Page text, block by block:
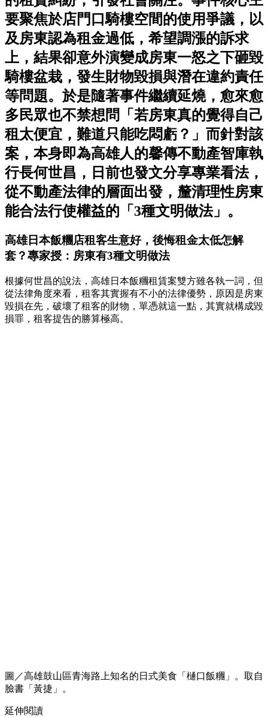
要聚焦於店門口騎樓空間的使用爭議，以
及房東認為租金過低，希望調漲的訴求
上，結果卻意外演變成房東一怒之下砸毀
騎樓盆栽，發生財物毀損與潛在違約責任
等問題。於是隨著事件繼續延燒，愈來愈
多民眾也不禁想問「若房東真的覺得自己
租太便宜，難道只能吃悶虧？」而針對該
案，本身即為高雄人的馨傳不動產智庫執
行長何世昌，日前也發文分享專業看法，
從不動產法律的層面出發，釐清理性房東
能合法行使權益的「3種文明做法」。
高雄日本飯糰店租客生意好，後悔租金太低怎解
套？專家授：房東有3種文明做法
根據何世昌的說法，高雄日本飯糰租賃案雙方雖各執一詞，但
從法律角度來看，租客其實握有不小的法律優勢，原因是房東
毀損在先，破壞了租客的財物，單憑就這一點，其實就構成毀
損罪，租客提告的勝算極高。
圖／高雄鼓山區青海路上知名的日式美食「樋口飯糰」。取自
臉書「黃捷」。
延伸閱讀